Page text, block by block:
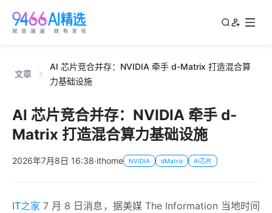
文章
AI 芯片竞合并存：NVIDIA 牵手 d-Matrix 打造混合算
力基础设施
AI 芯片竞合并存：NVIDIA 牵手 d-
Matrix 打造混合算力基础设施
2026年7月8日 16:38·ithome NVIDIA dMatrix AI芯片
IT之家 7 月 8 日消息，据美媒 The Information 当地时间